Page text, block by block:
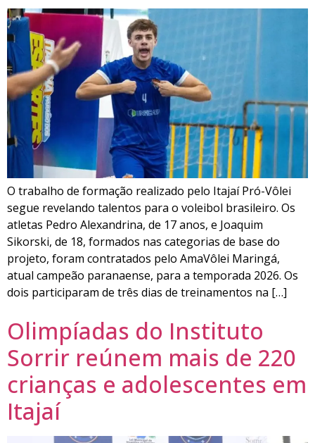
O trabalho de formação realizado pelo Itajaí Pró-Vôlei
segue revelando talentos para o voleibol brasileiro. Os
atletas Pedro Alexandrina, de 17 anos, e Joaquim
Sikorski, de 18, formados nas categorias de base do
projeto, foram contratados pelo AmaVôlei Maringá,
atual campeão paranaense, para a temporada 2026. Os
dois participaram de três dias de treinamentos na […]
Olimpíadas do Instituto
Sorrir reúnem mais de 220
crianças e adolescentes em
Itajaí